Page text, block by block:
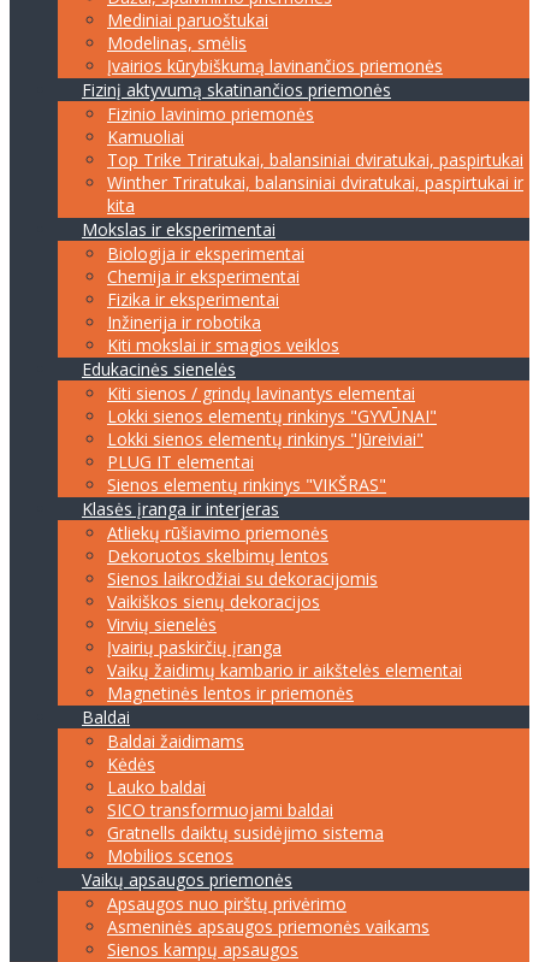
Mediniai paruoštukai
Modelinas, smėlis
Įvairios kūrybiškumą lavinančios priemonės
Fizinį aktyvumą skatinančios priemonės
Fizinio lavinimo priemonės
Kamuoliai
Top Trike Triratukai, balansiniai dviratukai, paspirtukai
Winther Triratukai, balansiniai dviratukai, paspirtukai ir
kita
Mokslas ir eksperimentai
Biologija ir eksperimentai
Chemija ir eksperimentai
Fizika ir eksperimentai
Inžinerija ir robotika
Kiti mokslai ir smagios veiklos
Edukacinės sienelės
Kiti sienos / grindų lavinantys elementai
Lokki sienos elementų rinkinys "GYVŪNAI"
Lokki sienos elementų rinkinys "Jūreiviai"
PLUG IT elementai
Sienos elementų rinkinys "VIKŠRAS"
Klasės įranga ir interjeras
Atliekų rūšiavimo priemonės
Dekoruotos skelbimų lentos
Sienos laikrodžiai su dekoracijomis
Vaikiškos sienų dekoracijos
Virvių sienelės
Įvairių paskirčių įranga
Vaikų žaidimų kambario ir aikštelės elementai
Magnetinės lentos ir priemonės
Baldai
Baldai žaidimams
Kėdės
Lauko baldai
SICO transformuojami baldai
Gratnells daiktų susidėjimo sistema
Mobilios scenos
Vaikų apsaugos priemonės
Apsaugos nuo pirštų privėrimo
Asmeninės apsaugos priemonės vaikams
Sienos kampų apsaugos